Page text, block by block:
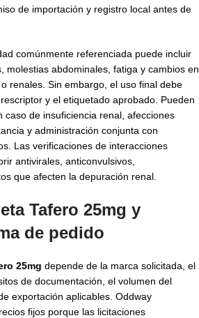
de importación y registro local antes de
comúnmente referenciada puede incluir
molestias abdominales, fatiga y cambios en
renales. Sin embargo, el uso final debe
y el etiquetado aprobado. Pueden
caso de insuficiencia renal, afecciones
y administración conjunta con
Las verificaciones de interacciones
antivirales, anticonvulsivos,
que afecten la depuración renal.
Tafero 25mg y
de pedido
25mg depende de la marca solicitada, el
de documentación, el volumen del
exportación aplicables. Oddway
fijos porque las licitaciones